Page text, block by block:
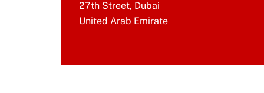
27th Street, Dubai
United Arab Emirate